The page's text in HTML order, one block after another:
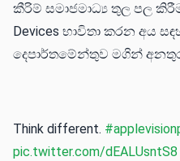
කීරිම් සමාජමාධ්‍ය තුල පල
Devices භාවිතා කරන අය
දෙපාර්තමේන්තුව මගින්
Think different.
pic.twitter.com/dEALUsntS8